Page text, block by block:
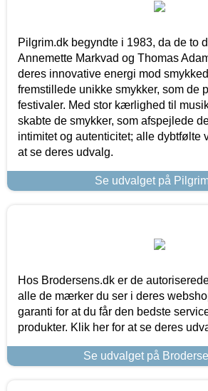
Pilgrim.dk begyndte i 1983, da de to
Annemette Markvad og Thomas
deres innovative energi mod
fremstillede unikke smykker, som de
festivaler. Med stor kærlighed til
skabte de smykker, som afspejlede
intimitet og autenticitet; alle dybtfølte
at se deres udvalg.
Se udvalget på
Hos Brodersens.dk er de
alle de mærker du ser i deres
garanti for at du får den bedste
produkter. Klik her for at se deres
Se udvalget på